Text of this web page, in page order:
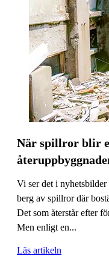
När spillror blir
Vi ser det i
berg av spillror där
Det som återstår efter
Men enligt en...
Läs artikeln